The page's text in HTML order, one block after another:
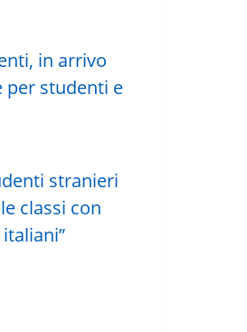
in arrivo
per studenti e